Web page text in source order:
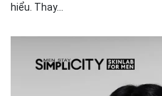
hiểu. Thay...